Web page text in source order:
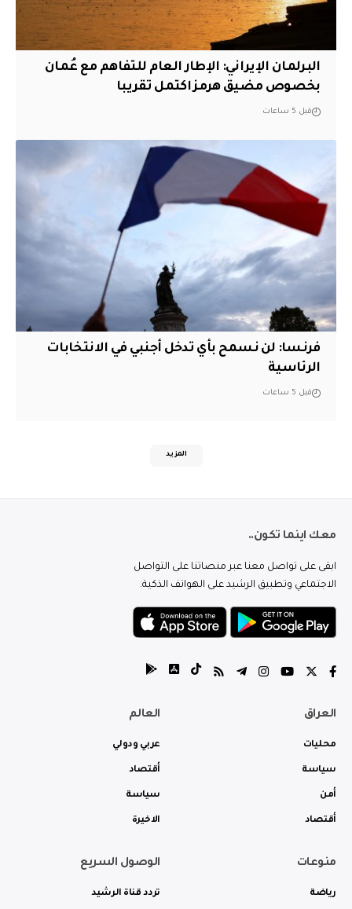
البرلمان الإيراني: الإطار العام للتفاهم مع عُمان
بخصوص مضيق هرمز اكتمل تقريبا
قبل 5 ساعات
فرنسا: لن نسمح بأي تدخل أجنبي في الانتخابات
الرئاسية
قبل 5 ساعات
المزيد
معك اينما تكون..
ابقى على تواصل معنا عبر منصاتنا على التواصل
الاجتماعي وتطبيق الرشيد على الهواتف الذكية.
العراق
محليات
سياسة
أمن
أقتصاد
العالم
عربي ودولي
أقتصاد
سياسة
الاخيرة
منوعات
رياضة
الوصول السريع
تردد قناة الرشيد